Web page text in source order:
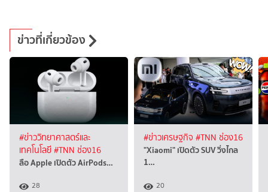
ข่าวที่เกี่ยวข้อง
#ข่าววิทยาศาสตร์และ
เทคโนโลยี#TNN ช่อง16
ลือ Apple เปิดตัว AirPods…
28
#ข่าวเศรษฐกิจ #TNN ช่อง16
"Xiaomi" เปิดตัว SUV วิ่งไกล
1…
20